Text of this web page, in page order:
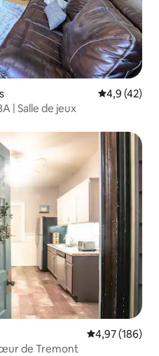
Évaluation
4,9 (42)
| Salle de jeux
Évaluation
4,97 (186)
de Tremont